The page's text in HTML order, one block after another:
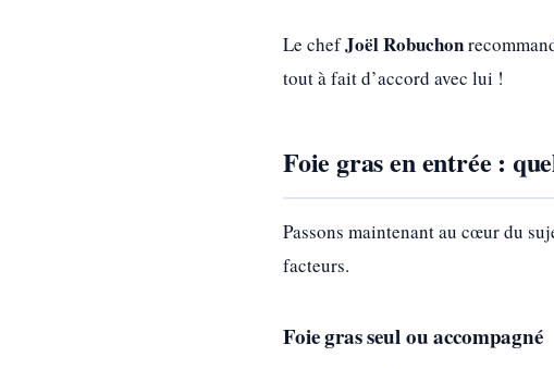
Le chefJoël Robuchon
tout à fait d’accord avec lui !
Foie gras en entrée :
Passons maintenant au cœur du
facteurs.
Foie gras seul ou accompagné